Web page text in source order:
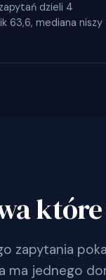
dzieli 4
63,6, mediana niszy
zapytania
ma jednego